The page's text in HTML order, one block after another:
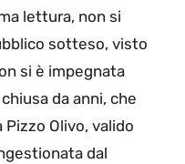
lettura, non si
sotteso, visto
si è impegnata
da anni, che
Pizzo Olivo, valido
dal